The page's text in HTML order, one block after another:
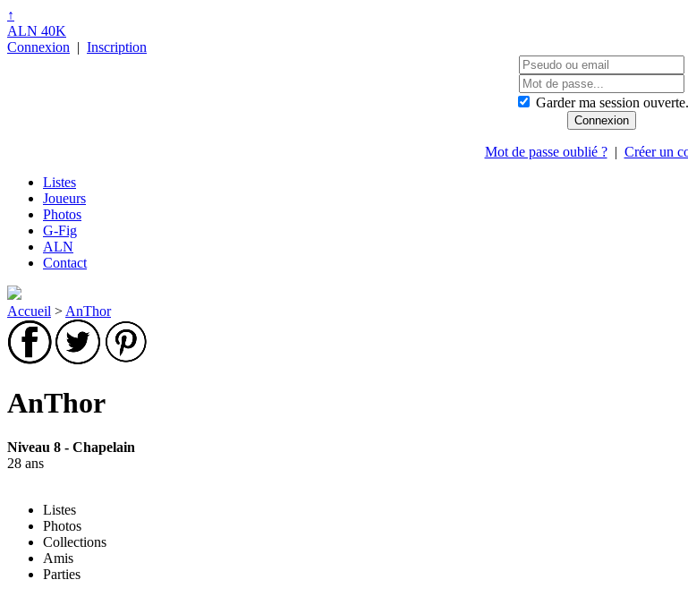
↑
ALN 40K
Connexion | Inscription
Garder ma session ouverte.
Mot de passe oublié ?| Créer un
Listes
Joueurs
Photos
G-Fig
ALN
Contact
Accueil > AnThor
AnThor
Niveau 8 - Chapelain
28 ans
Listes
Photos
Collections
Amis
Parties